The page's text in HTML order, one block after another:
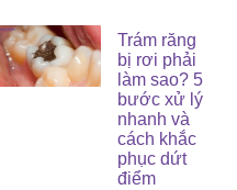
Trám răng
bị rơi phải
làm sao? 5
bước xử lý
nhanh và
cách khắc
phục dứt
điểm